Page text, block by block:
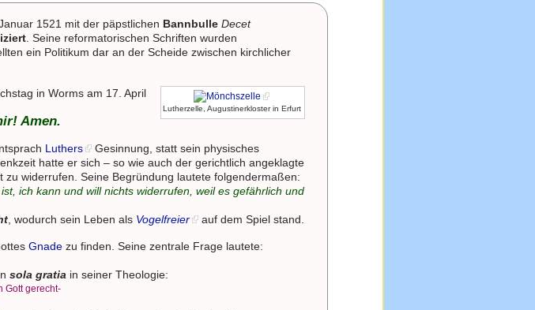
1521 mit der päpstlichen Bannbulle Decet
. Seine reformatorischen Schriften wurden
ein Politikum dar an der Scheide zwischen kirchlicher
Lutherzelle, Augustinerkloster in Erfurt
in Worms am 17. April
Amen.
Luthers
Gesinnung, statt sein physisches
hatte er sich – so wie auch der gerichtlich angeklagte
zu widerrufen. Seine Begründung lautete folgendermaßen:
ich kann und will nichts widerrufen, weil es gefährlich und
, wodurch sein Leben als Vogelfreier auf dem Spiel stand.
Gnade zu finden. Seine zentrale Frage lautete:
sola gratia in seiner Theologie:
Gott gerecht-